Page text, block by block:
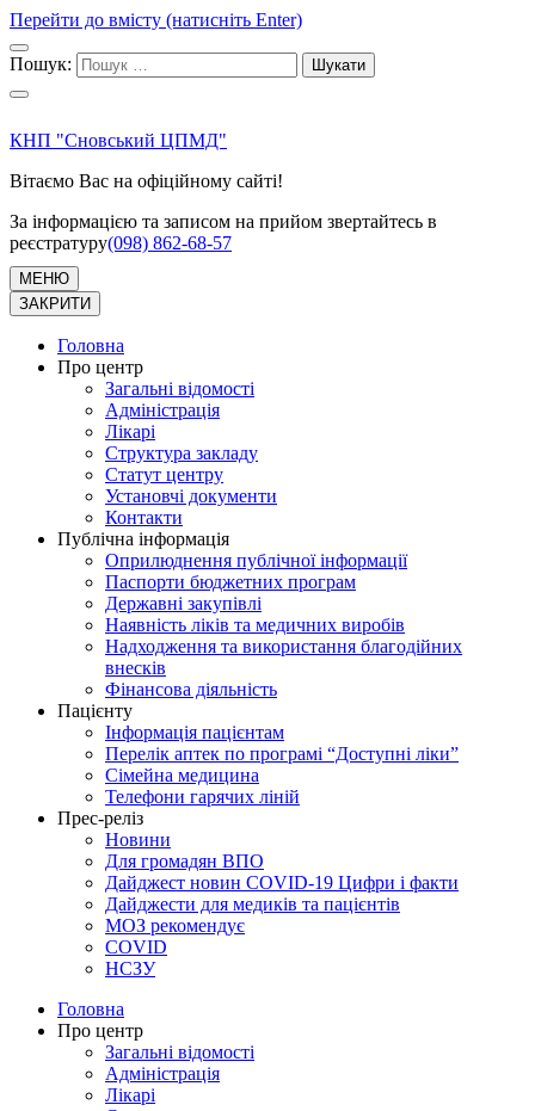
Перейти до вмісту (натисніть Enter)
Пошук:
КНП "Сновський ЦПМД"
Вітаємо Вас на офіційному сайті!
За інформацією та записом на прийом звертайтесь в
реєстратуру(098) 862-68-57
МЕНЮ
ЗАКРИТИ
Головна
Про центр
Загальні відомості
Адміністрація
Лікарі
Структура закладу
Статут центру
Установчі документи
Контакти
Публічна інформація
Оприлюднення публічної інформації
Паспорти бюджетних програм
Державні закупівлі
Наявність ліків та медичних виробів
Надходження та використання благодійних
внесків
Фінансова діяльність
Пацієнту
Інформація пацієнтам
Перелік аптек по програмі “Доступні ліки”
Сімейна медицина
Телефони гарячих ліній
Прес-реліз
Новини
Для громадян ВПО
Дайджест новин COVID-19 Цифри і факти
Дайджести для медиків та пацієнтів
МОЗ рекомендує
COVID
НСЗУ
Головна
Про центр
Загальні відомості
Адміністрація
Лікарі